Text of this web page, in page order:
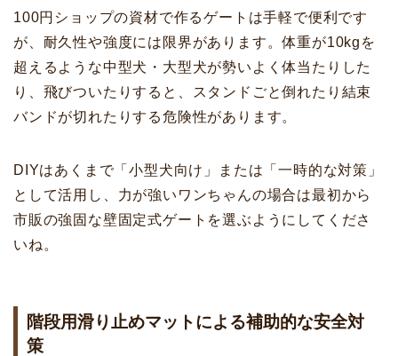
100円ショップの資材で作るゲートは手軽で便利です
が、耐久性や強度には限界があります。体重が10kgを
超えるような中型犬・大型犬が勢いよく体当たりした
り、飛びついたりすると、スタンドごと倒れたり結束
バンドが切れたりする危険性があります。
DIYはあくまで「小型犬向け」または「一時的な対策」
として活用し、力が強いワンちゃんの場合は最初から
市販の強固な壁固定式ゲートを選ぶようにしてくださ
いね。
階段用滑り止めマットによる補助的な安全対
策